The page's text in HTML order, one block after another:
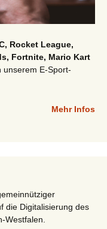
Rocket League,
Fortnite, Mario Kart
unserem E-Sport-
Mehr Infos
die Digitalisierung des
Westfalen.